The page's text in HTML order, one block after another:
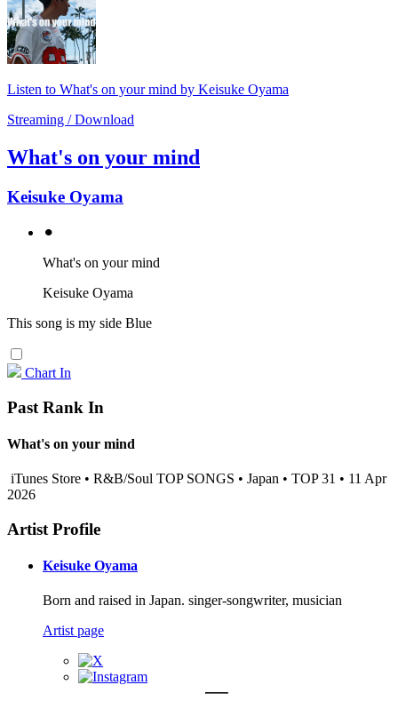
Listen to What's on your mind by Keisuke Oyama
Streaming / Download
What's on your mind
Keisuke Oyama
⚫︎
What's on your mind
Keisuke Oyama
This song is my side Blue
Chart In
Past Rank In
What's on your mind
iTunes Store • R&B/Soul TOP SONGS • Japan • TOP 31 • 11 Apr
2026
Artist Profile
Keisuke Oyama
Born and raised in Japan. singer-songwriter, musician
Artist page